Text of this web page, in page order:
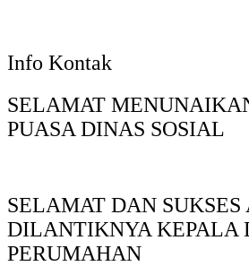
Info Kontak
SELAMAT
PUASA DINAS SOSIAL
SELAMAT DAN SUKSES
DILANTIKNYA KEPALA
PERUMAHAN